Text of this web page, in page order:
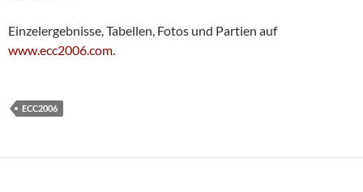
Einzelergebnisse, Tabellen, Fotos und Partien auf
www.ecc2006.com.
ECC2006